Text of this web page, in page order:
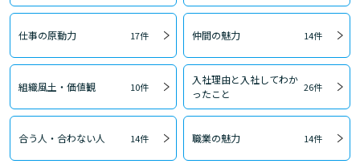
仕事の原動力 17件 仲間の魅力 14件
組織風土・価値観 10件
入社理由と入社してわか
ったこと
26件
合う人・合わない人 14件 職業の魅力 14件